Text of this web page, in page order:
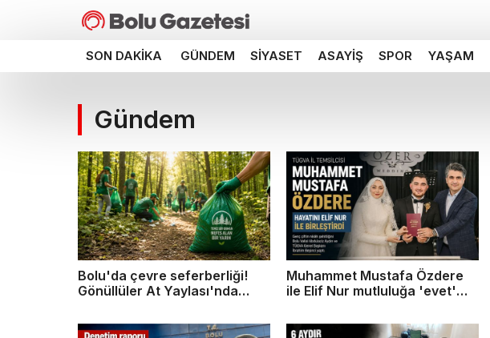
SON DAKIKA GÜNDEM SIYASET ASAYIŞ SPOR YAŞAM
Gündem
Bolu'da çevre seferberliği!
Gönüllüler At Yaylası'nda
Muhammet Mustafa Özdere
ile Elif Nur mutluluğa 'evet'